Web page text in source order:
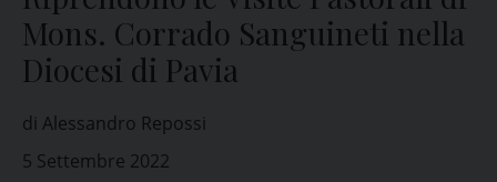
Mons. Corrado Sanguineti nella
Diocesi di Pavia
di Alessandro Repossi
5 Settembre 2022